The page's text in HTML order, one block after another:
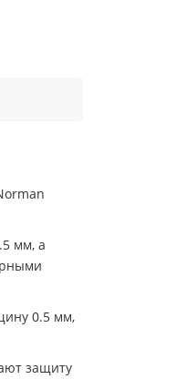
мм, а
0.5 мм,
защиту